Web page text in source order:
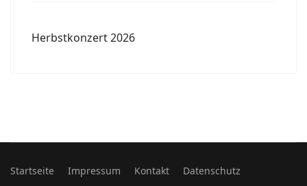
Herbstkonzert 2026
Startseite Impressum Kontakt Datenschutz